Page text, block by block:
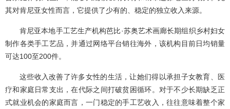
其对肯尼亚女性而言，它提供了少有的、稳定的独立收入来源。
肯尼亚本地手工艺生产机构芭比·苏奥艺术画廊长期组织乡村妇女
制作各类手工艺品，并通过网络平台销往海外，该机构目前日均销量
可达100至200件。
这些收入改善了许多女性的生活，让她们得以承担子女教育、医
疗和家庭日常支出，在代际之间打破贫困循环。对于不少长期缺乏正
式就业机会的家庭而言，一门稳定的手工艺收入，往往意味着整个家